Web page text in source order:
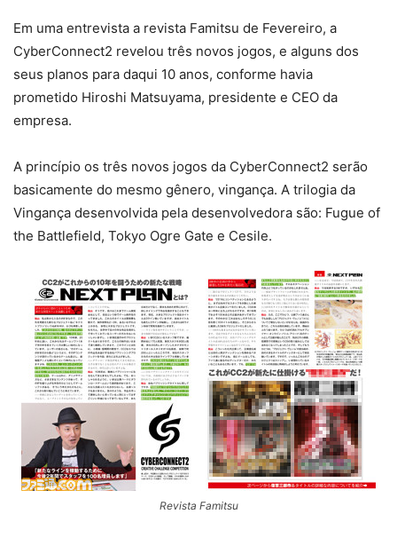
Em uma entrevista a revista Famitsu de Fevereiro, a
CyberConnect2 revelou três novos jogos, e alguns dos
seus planos para daqui 10 anos, conforme havia
prometido Hiroshi Matsuyama, presidente e CEO da
empresa.
A princípio os três novos jogos da CyberConnect2 serão
basicamente do mesmo gênero, vingança. A trilogia da
Vingança desenvolvida pela desenvolvedora são: Fugue of
the Battlefield, Tokyo Ogre Gate e Cesile.
Revista Famitsu